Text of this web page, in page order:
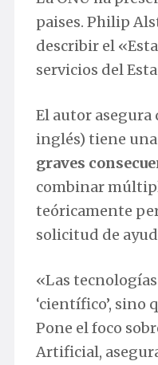
paises. Philip
describir el
servicios del
El autor
inglés) tiene
graves
combinar
teóricamente
solicitud de
«Las
‘científico’,
Pone el foco
Artificial,